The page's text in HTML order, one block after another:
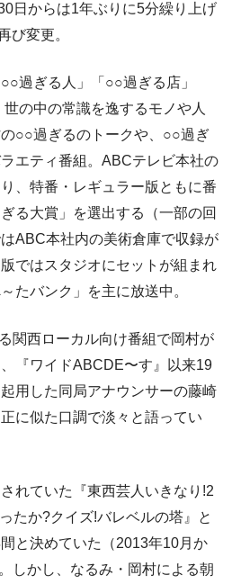
日からは1年ぶりに5分繰り上げ
び変更。
過ぎる人」「○○過ぎる店」
世の中の常識を逸するモノや人
○○過ぎるのトークや、○○過ぎ
エティ番組。ABCテレビ本社の
、特番・レギュラー版ともに番
る大賞」を選出する（一部の回
ABC本社内の美術倉庫で収録が
ではスタジオにセットが組まれ
たバンク」を主に放送中。
関西ローカル向け番組で岡村が
『ワイドABCDE〜す』以来19
用した同局アナウンサーの藤崎
に似た口調で淡々と語ってい
れていた『東西芸人いきなり!2
たか?クイズ!バレベルの塔』と
と決めていた（2013年10月か
しかし、なるみ・岡村による朝